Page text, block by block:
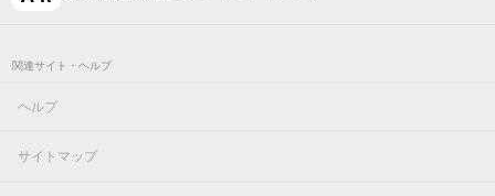
関連サイト・ヘルプ
ヘルプ
サイトマップ